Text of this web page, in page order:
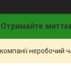
Отримайте
неробочий